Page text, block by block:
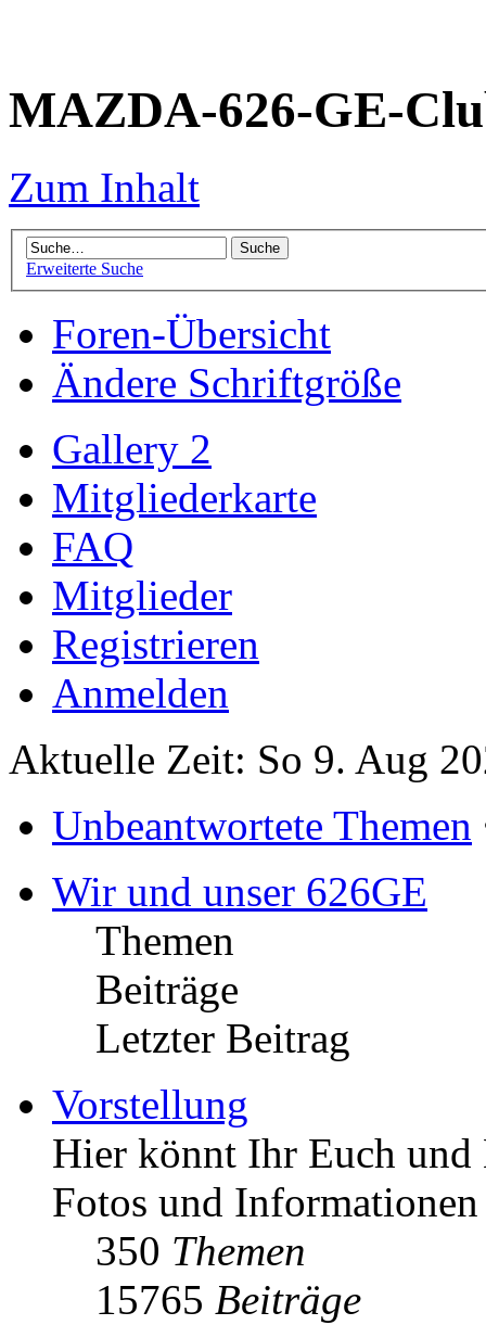
MAZDA-626-GE-
Zum Inhalt
Erweiterte Suche
Foren-Übersicht
Ändere Schriftgröße
Gallery 2
Mitgliederkarte
FAQ
Mitglieder
Registrieren
Anmelden
Aktuelle Zeit: So 9. Aug
Unbeantwortete Themen
Wir und unser 626GE
Themen
Beiträge
Letzter Beitrag
Vorstellung
Hier könnt Ihr Euch
Fotos und Informationen
350 Themen
15765 Beiträge